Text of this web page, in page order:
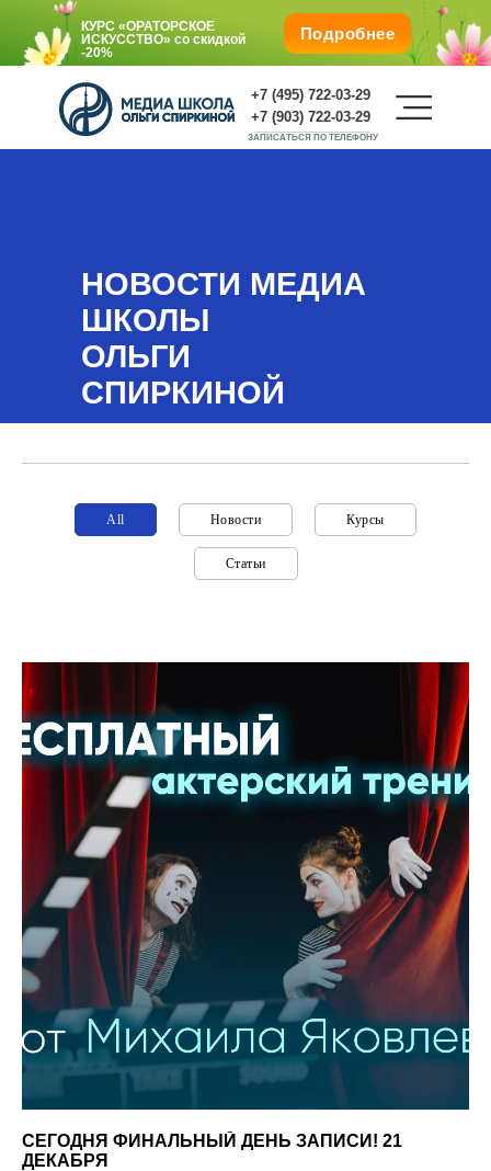
Подробнее
КУРС «ОРАТОРСКОЕ
ИСКУССТВО»
со
КУРС «ОРАТОРСКОЕ
ИСКУССТВО» со скидкой
-20%
Г. Москва, м. Октябрьская, Ленинский пр., 1/2, корп.
1.
+7 (495) 722-03-29
+7 (903) 722-03-29
ЗАПИСАТЬСЯ ПО ТЕЛЕФОНУ
НОВОСТИ МЕДИА
ШКОЛЫ
ОЛЬГИ
СПИРКИНОЙ
All Новости Курсы
Статьи
СЕГОДНЯ ФИНАЛЬНЫЙ ДЕНЬ ЗАПИСИ! 21
ДЕКАБРЯ